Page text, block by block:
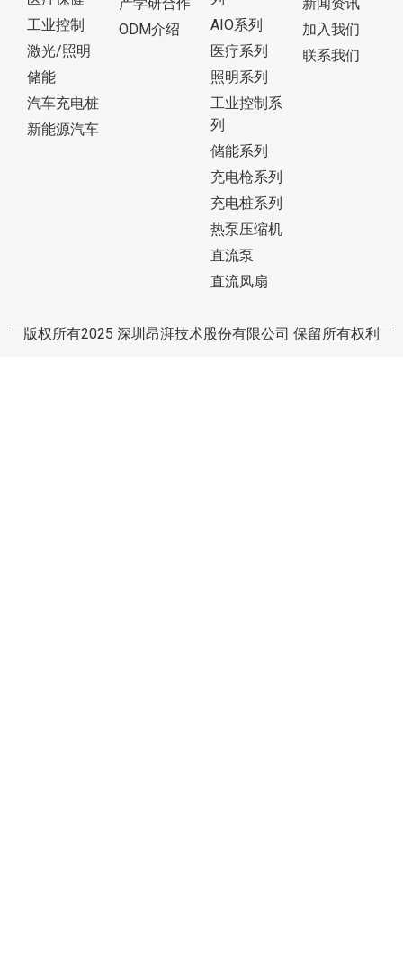
工业控制
激光/照明
储能
汽车充电桩
新能源汽车
产学研合作
ODM介绍
AIO系列
医疗系列
照明系列
工业控制系
列
储能系列
充电枪系列
充电桩系列
热泵压缩机
直流泵
直流风扇
新闻资讯
加入我们
联系我们
版权所有2025 深圳昂湃技术股份有限公司 保留所有权利